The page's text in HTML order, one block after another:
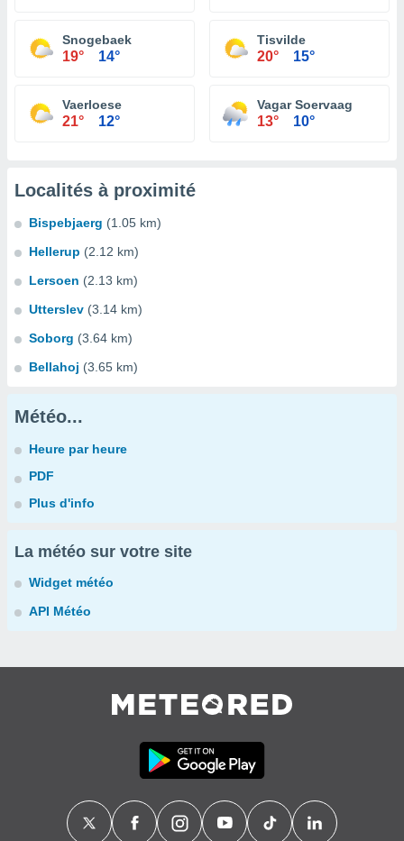
Snogebaek
19° 14°
Tisvilde
20° 15°
Vaerloese
21° 12°
Vagar Soervaag
13° 10°
Localités à proximité
Bispebjaerg (1.05 km)
Hellerup (2.12 km)
Lersoen (2.13 km)
Utterslev (3.14 km)
Soborg (3.64 km)
Bellahoj (3.65 km)
Météo...
Heure par heure
PDF
Plus d'info
La météo sur votre site
Widget météo
API Météo